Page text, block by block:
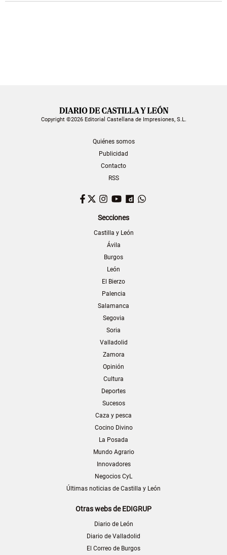
Copyright ©2026 Editorial Castellana de Impresiones, S.L.
Quiénes somos
Publicidad
Contacto
RSS
Facebook
TwitterInstagram
YouTubeDailymotion
Secciones
Castilla y León
Ávila
Burgos
León
El Bierzo
Palencia
Salamanca
Segovia
Soria
Valladolid
Zamora
Opinión
Cultura
Deportes
Sucesos
Caza y pesca
Cocino Divino
La Posada
Mundo Agrario
Innovadores
Negocios CyL
Últimas noticias de Castilla y León
Otras webs de EDIGRUP
Diario de León
Diario de Valladolid
El Correo de Burgos